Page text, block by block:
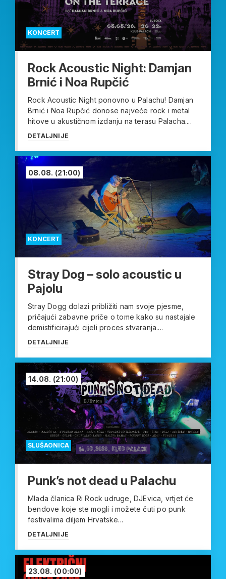
KONCERT
Rock Acoustic Night: Damjan
Brnić i Noa Rupčić
Rock Acoustic Night ponovno u Palachu! Damjan
Brnić i Noa Rupčić donose najveće rock i metal
hitove u akustičnom izdanju na terasu Palacha....
DETALJNIJE
KONCERT
08.08. (21:00)
Stray Dog – solo acoustic u
Pajolu
Stray Dogg dolazi približiti nam svoje pjesme,
pričajući zabavne priče o tome kako su nastajale
demistificirajući cijeli proces stvaranja....
DETALJNIJE
SLUŠAONICA
14.08. (21:00)
Punk’s not dead u Palachu
Mlada članica Ri Rock udruge, DJEvica, vrtjet će
bendove koje ste mogli i možete čuti po punk
festivalima diljem Hrvatske...
DETALJNIJE
23.08. (00:00)